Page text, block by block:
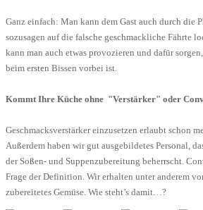
Ganz einfach: Man kann dem Gast auch durch die
sozusagen auf die falsche geschmackliche Fährte
kann man auch etwas provozieren und dafür
beim ersten Bissen vorbei ist.
Kommt Ihre Küche ohne "Verstärker" oder
Geschmacksverstärker einzusetzen erlaubt schon
Außerdem haben wir gut ausgebildetes Personal,
der Soßen- und Suppenzubereitung beherrscht.
Frage der Definition. Wir erhalten unter anderem
zubereitetes Gemüse. Wie steht’s damit…?